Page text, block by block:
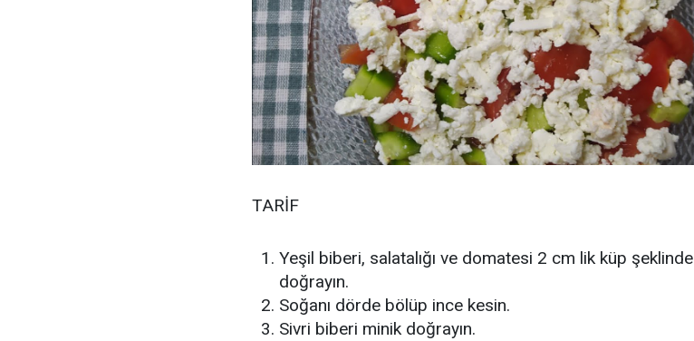
TARİF
Yeşil biberi, salatalığı ve domatesi 2 cm lik küp şeklinde
doğrayın.
Soğanı dörde bölüp ince kesin.
Sivri biberi minik doğrayın.